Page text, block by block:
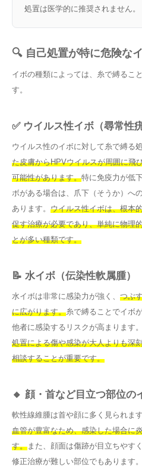
処置は医学的に推奨されません。
🔍 自己処置が特に危険な
イボの種類によっては、糸で縛るこ
す。
✅ ウイルス性イボ（尋常性疣
ウイルス性のイボに対して糸で縛る
た皮膚からHPVウイルスが周囲に飛
可能性があります。特に免疫力が低
ボがある場合は、爪下（そうか）へ
あります。 ウイルス性イボは、根本
促す治療が必要であり、単純に物理
とが多い種類です。
📝 水イボ（伝染性軟属腫）
水イボは非常に感染力が強く、 つぶ
に広がります。糸で縛ることでイボ
他者に感染するリスクが高まります。
処置による傷や感染が大人よりも深
相談することが重要です。
🔸 顔・首など目立つ部位の
軟性線維腫は首や顔に多く見られます
血管が豊富なため、感染した場合に
す。 また、顔面は傷跡が目立ちやす
修正治療が難しい部位でもあります